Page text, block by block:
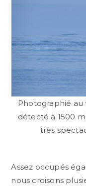
Photographié au
détecté à 1500
très
Assez occupés
nous croisons